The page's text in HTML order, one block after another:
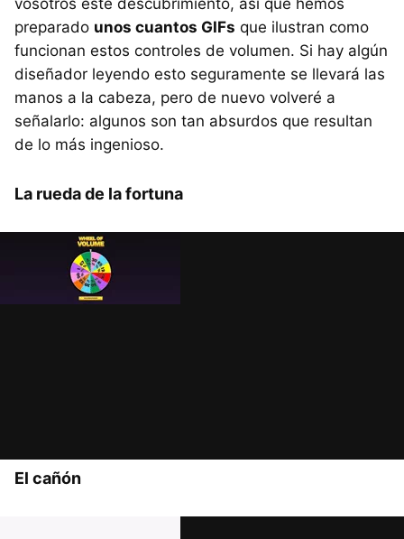
vosotros este descubrimiento, así que hemos
preparado unos cuantos GIFs que ilustran como
funcionan estos controles de volumen. Si hay algún
diseñador leyendo esto seguramente se llevará las
manos a la cabeza, pero de nuevo volveré a
señalarlo: algunos son tan absurdos que resultan
de lo más ingenioso.
La rueda de la fortuna
El cañón